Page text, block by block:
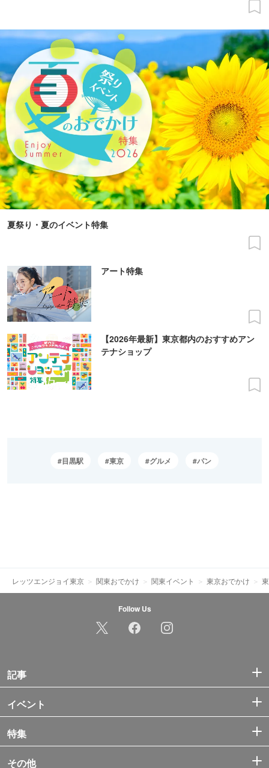
夏祭り・夏のイベント特集
アート特集
【2026年最新】東京都内のおすすめアン
テナショップ
目黒駅 東京 グルメ パン
レッツエンジョイ東京 関東おでかけ 関東イベント 東京おでかけ
Follow Us
記事
イベント
特集
その他